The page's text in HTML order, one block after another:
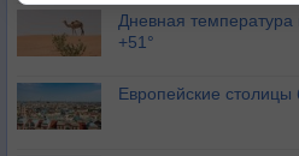
Дневная
+51°
Европейские